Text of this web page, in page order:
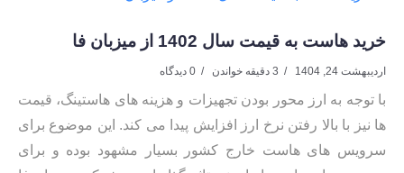
خرید هاست به قیمت سال 1402 از میزبان فا
اردیبهشت 24, 1404 3 دقیقه خواندن 0 دیدگاه
با توجه به ارز محور بودن تجهیزات و هزینه های هاستینگ، قیمت
ها نیز با بالا رفتن نرخ ارز افزایش پیدا می کند. این موضوع برای
سرویس های هاست خارج کشور بسیار مشهود بوده و برای